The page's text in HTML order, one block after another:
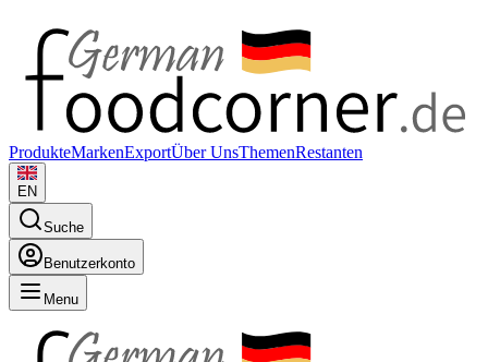
ProdukteMarkenExportÜber UnsThemenRestanten
EN
Suche
Benutzerkonto
Menu